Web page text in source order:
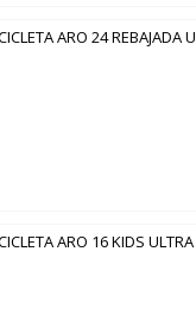
ARO 24 REBAJADA